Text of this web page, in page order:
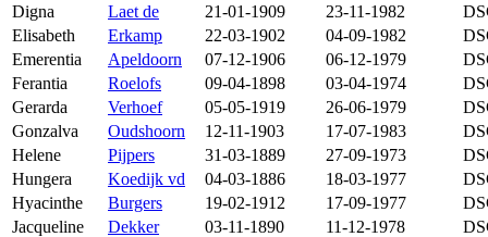
Digna
Laet de 21-01-1909 23-11-1982
Elisabeth
Erkamp 22-03-1902 04-09-1982
Emerentia
Apeldoorn 07-12-1906 06-12-1979
Ferantia
Roelofs 09-04-1898 03-04-1974
Gerarda
Verhoef 05-05-1919 26-06-1979
Gonzalva
Oudshoorn 12-11-1903 17-07-1983
Helene
Pijpers 31-03-1889 27-09-1973
Hungera
Koedijk vd 04-03-1886 18-03-1977
Hyacinthe
Burgers 19-02-1912 17-09-1977
Jacqueline
Dekker 03-11-1890 11-12-1978